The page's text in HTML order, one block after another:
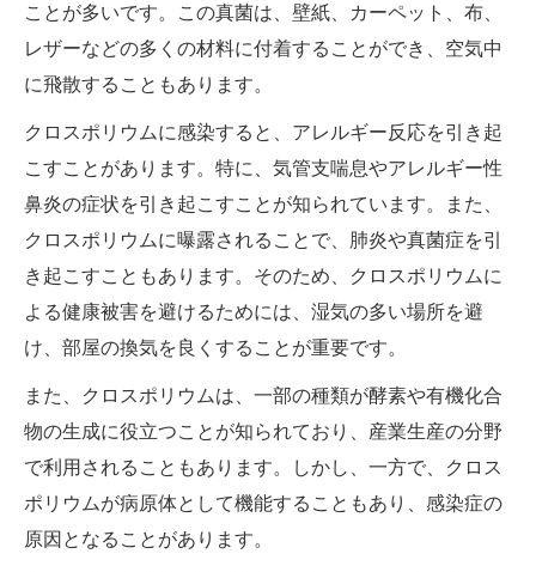
ことが多いです。この真菌は、壁紙、カーペット、布、
レザーなどの多くの材料に付着することができ、空気中
に飛散することもあります。
クロスポリウムに感染すると、アレルギー反応を引き起
こすことがあります。特に、気管支喘息やアレルギー性
鼻炎の症状を引き起こすことが知られています。また、
クロスポリウムに曝露されることで、肺炎や真菌症を引
き起こすこともあります。そのため、クロスポリウムに
よる健康被害を避けるためには、湿気の多い場所を避
け、部屋の換気を良くすることが重要です。
また、クロスポリウムは、一部の種類が酵素や有機化合
物の生成に役立つことが知られており、産業生産の分野
で利用されることもあります。しかし、一方で、クロス
ポリウムが病原体として機能することもあり、感染症の
原因となることがあります。